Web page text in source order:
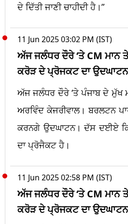
ਦੇ ਦਿੱਤੀ ਜਾਣੀ ਚਾਹੀਦੀ ਹੈ।”
11 Jun 2025 03:02 PM (IST)
ਅੱਜ ਜਲੰਧਰ ਦੌਰੇ ‘ਤੇ CM ਮਾਨ
ਕਰੋੜ ਦੇ ਪ੍ਰੋਜਕਟ ਦਾ ਉਦਘਾਟਨ
ਅੱਜ ਜਲੰਧਰ ਦੌਰੇ ‘ਤੇ ਪੰਜਾਬ ਦੇ ਮੁੱਖ
ਅਰਵਿੰਦ ਕੇਜਰੀਵਾਲ। ਬਰਲਟਨ
ਕਰਨਗੇ ਉਦਘਾਟਨ। ਦੱਸ ਦਈਏ
ਦਾ ਪ੍ਰੋਜੈਕਟ ਹੈ।
11 Jun 2025 02:58 PM (IST)
ਅੱਜ ਜਲੰਧਰ ਦੌਰੇ ‘ਤੇ CM ਮਾਨ
ਕਰੋੜ ਦੇ ਪ੍ਰੋਜਕਟ ਦਾ ਉਦਘਾਟਨ